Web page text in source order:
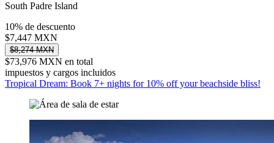
South Padre Island
10% de descuento
$7,447 MXN
$8,274 MXN
$73,976 MXN en total
impuestos y cargos incluidos
Tropical Dream: Book 7+ nights for 10% off your beachside bliss!